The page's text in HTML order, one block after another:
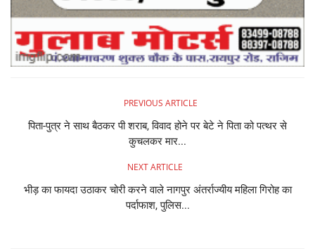
PREVIOUS ARTICLE
पिता-पुत्र ने साथ बैठकर पी शराब, विवाद होने पर बेटे ने पिता को पत्थर से
कुचलकर मार...
NEXT ARTICLE
भीड़ का फायदा उठाकर चोरी करने वाले नागपुर अंतर्राज्यीय महिला गिरोह का
पर्दाफाश, पुलिस...